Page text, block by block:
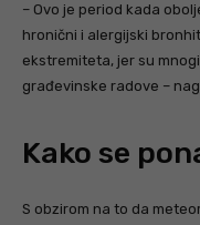
– Ovo je period kada
hronični i alergijski
ekstremiteta, jer su
građevinske radove –
Kako se
S obzirom na to da